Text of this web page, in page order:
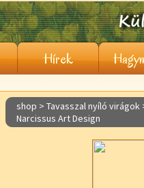
Hírek
shop > Tavasszal nyíló virágok
Narcissus Art Design